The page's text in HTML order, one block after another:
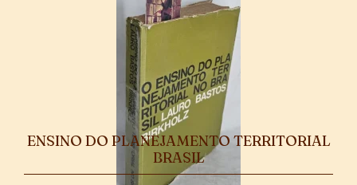
ENSINO DO PLANEJAMENTO TERRITORIAL
BRASIL